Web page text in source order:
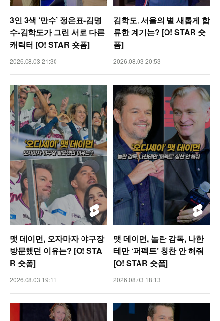
3인 3색 ‘만수’ 정은표-김명
수-김학도가 그린 서로 다른
캐릭터 [O! STAR 숏폼]
2026.08.03 21:30
김학도, 서울의 별 새롭게 합
류한 계기는? [O! STAR 숏
폼]
2026.08.03 20:53
맷 데이먼, 오자마자 야구장
방문했던 이유는? [O! STA
R 숏폼]
2026.08.03 19:11
맷 데이먼, 놀란 감독, 나한
테만 ‘퍼펙트’ 칭찬 안 해줘
[O! STAR 숏폼]
2026.08.03 18:13